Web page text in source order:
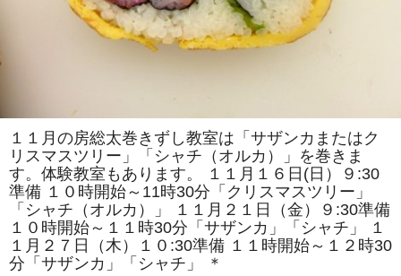
に
い
て
講
演
し
ま
し
た。
は
１１月の房総太巻きずし教室は「サザンカまたはク
リスマスツリー」「シャチ（オルカ）」を巻きま
す。体験教室もあります。 １１月１６日(日）９:30
準備 １０時開始～11時30分「クリスマスツリー」
「シャチ（オルカ）」 １１月２１日（金）９:30準備
１０時開始～１１時30分「サザンカ」「シャチ」 １
１月２７日（木）１０:30準備 １１時開始～１２時30
分「サザンカ」「シャチ」 ＊